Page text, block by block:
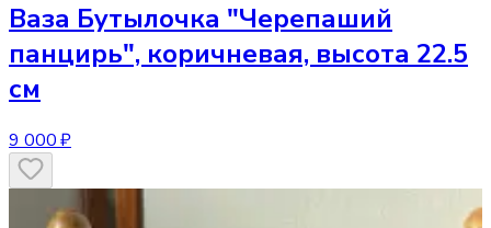
Ваза Бутылочка "Черепаший
панцирь", коричневая, высота 22.5
см
9 000 ₽